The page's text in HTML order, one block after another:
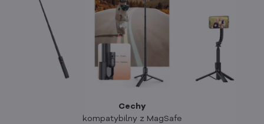
Cechy
kompatybilny z MagSafe